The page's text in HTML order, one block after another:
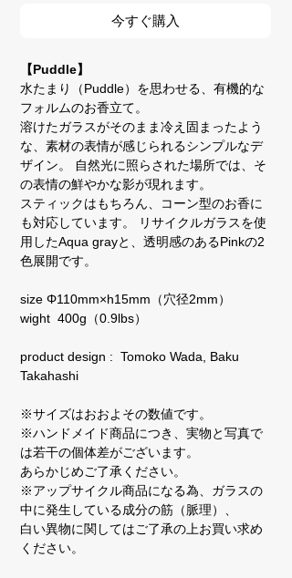
今すぐ購入
【Puddle】
水たまり（Puddle）を思わせる、有機的な
フォルムのお香立て。
溶けたガラスがそのまま冷え固まったよう
な、素材の表情が感じられるシンプルなデ
ザイン。 自然光に照らされた場所では、そ
の表情の鮮やかな影が現れます。
スティックはもちろん、コーン型のお香に
も対応しています。 リサイクルガラスを使
用したAqua grayと、透明感のあるPinkの2
色展開です。
size Φ110mm×h15mm（穴径2mm）
wight 400g（0.9lbs）
product design : Tomoko Wada, Baku
Takahashi
※サイズはおおよその数値です。
※ハンドメイド商品につき、実物と写真で
は若干の個体差がございます。
あらかじめご了承ください。
※アップサイクル商品になる為、ガラスの
中に発生している成分の筋（脈理）、
白い異物に関してはご了承の上お買い求め
ください。